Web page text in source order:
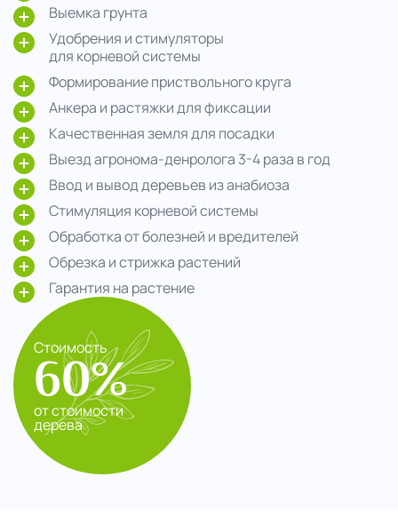
Выемка грунта
Удобрения и стимуляторы
для корневой системы
Формирование приствольного круга
Анкера и растяжки для фиксации
Качественная земля для посадки
Выезд агронома-денролога 3-4 раза в год
Ввод и вывод деревьев из анабиоза
Стимуляция корневой системы
Обработка от болезней и вредителей
Обрезка и стрижка растений
Гарантия на растение
Стоимость
60%
от стоимости
дерева